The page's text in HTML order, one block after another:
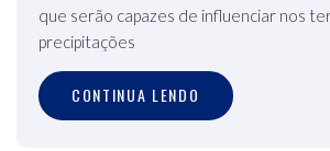
que serão capazes de influenciar nos
precipitações
CONTINUA LENDO